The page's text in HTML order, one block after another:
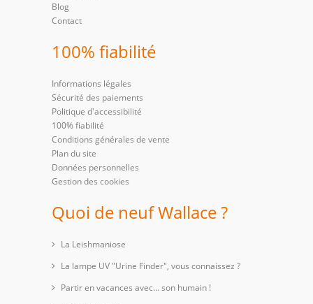
Blog
Contact
100% fiabilité
Informations légales
Sécurité des paiements
Politique d'accessibilité
100% fiabilité
Conditions générales de vente
Plan du site
Données personnelles
Gestion des cookies
Quoi de neuf Wallace ?
La Leishmaniose
La lampe UV "Urine Finder", vous connaissez ?
Partir en vacances avec… son humain !